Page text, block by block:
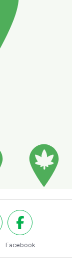
Facebook